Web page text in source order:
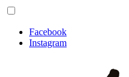
Facebook
Instagram